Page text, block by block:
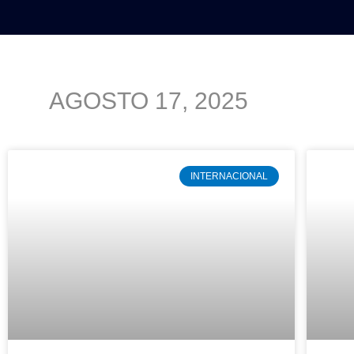
AGOSTO 17, 2025
INTERNACIONAL